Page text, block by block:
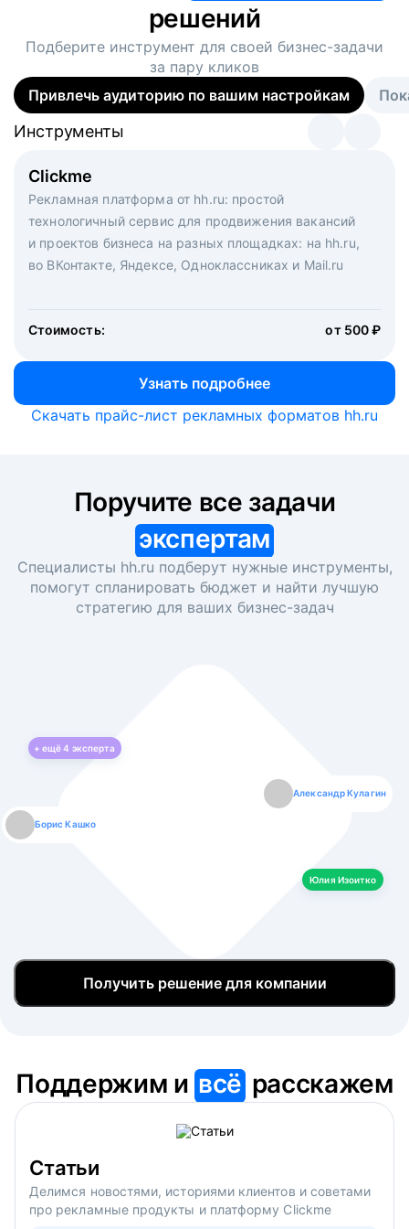
решений
Подберите инструмент для своей бизнес-задачи
за пару кликов
Привлечь аудиторию по вашим настройкам
Clickme
Рекламная платформа от hh.ru: простой
технологичный сервис для продвижения вакансий
и проектов бизнеса на разных площадках: на hh.ru,
во ВКонтакте, Яндексе, Одноклассниках и Mail.ru
Стоимость: от 500 ₽
Узнать подробнее
Инструменты
Вакансия дня
Рекламный формат для вакансий на главной странице
hh.ru. Увеличивает количество откликов
Инструменты
Массовый подбор под ключ. Решите, сколько
кандидатов и когда вам нужно, и за дело возьмутся
маркетологи, рекрутеры и проектные менеджеры
hh.ru с целым набором digital-инструментов
Инструменты
Скачать прайс-лист рекламных форматов hh.ru
экспертам
Специалисты hh.ru подберут нужные инструменты,
помогут спланировать бюджет и найти лучшую
стратегию для ваших бизнес-задач
+ ещё4 эксперта
Борис Кашко
Александр Кулагин
Юлия Изоитко
Юлия Изоитко
Даниил Макаров
Александр Кулагин
Екатерина Лазаренко
Даниил Макаров
Борис Кашко
Екатерина Лазаренко
Юлия Изоитко
Получить решение для компании
Поддержим ивсё расскажем
Статьи
Делимся новостями, историями клиентов и советами
про рекламные продукты и платформу Clickme